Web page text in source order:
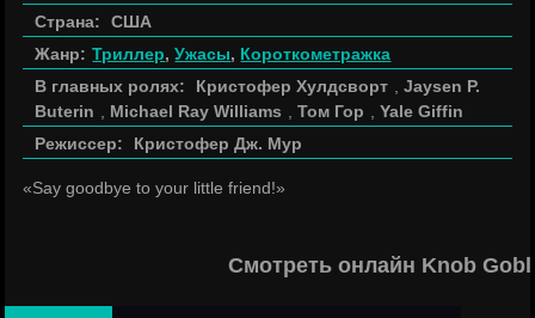
Страна:
США
Жанр: Триллер,Ужасы, Короткометражка
В главных ролях:
Кристофер Хулдсворт ,Jaysen P.
Buterin
Michael Ray Williams ,Том Гор ,Yale Giffin
Режиссер:
Кристофер Дж. Мур
«Say goodbye to your little friend!»
Смотреть онлайн Knob